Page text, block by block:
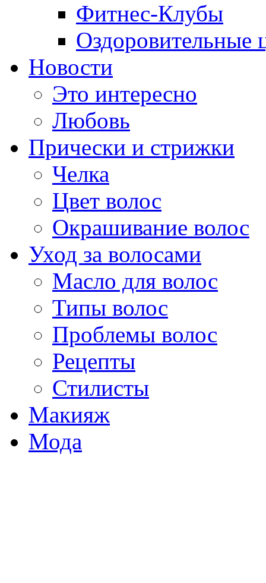
Фитнес-Клубы
Оздоровительные
Новости
Это интересно
Любовь
Прически и стрижки
Челка
Цвет волос
Окрашивание волос
Уход за волосами
Масло для волос
Типы волос
Проблемы волос
Рецепты
Стилисты
Макияж
Мода